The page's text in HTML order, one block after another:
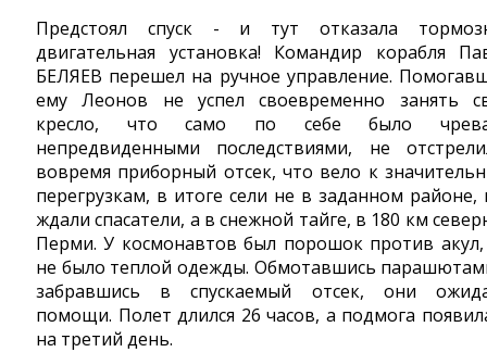
Предстоял спуск - и тут отказала
двигательная установка! Командир корабля
БЕЛЯЕВ перешел на ручное управление.
ему Леонов не успел своевременно занять
кресло, что само по себе было
непредвиденными последствиями, не
вовремя приборный отсек, что вело к
перегрузкам, в итоге сели не в заданном районе,
ждали спасатели, а в снежной тайге, в 180 км
Перми. У космонавтов был порошок против
не было теплой одежды. Обмотавшись
забравшись в спускаемый отсек, они
помощи. Полет длился 26 часов, а подмога
на третий день.